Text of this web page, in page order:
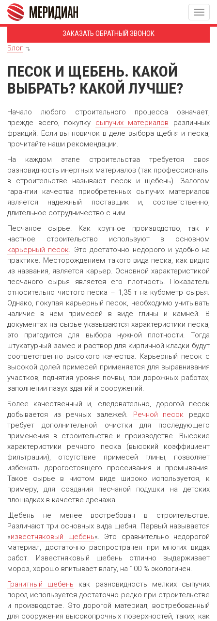
ЗАКАЗАТЬ ОБРАТНЫЙ ЗВОНОК
Блог
ПЕСОК И ЩЕБЕНЬ. КАКОЙ
ВЫБРАТЬ? КАКОЙ ЛУЧШЕ?
Начало любого строительного процесса означает,
прежде всего, покупку сыпучих материалов различных
фракций. Если вы новичок в деле выбора щебня и песка,
прочитайте наши рекомендации.
На каждом этапе строительства требуется своя
разновидность инертных материалов (так профессионалы
в строительстве называют песок и щебень). Залогом
гарантии качества приобретенных сыпучих материалов
является надежный поставщик и, соответственно,
длительное сотрудничество с ним.
Песчаное сырье. Как крупное производство, так и
частное строительство используют в основном
карьерный песок. Это достаточно недорого и удобно на
практике. Месторождением такого вида песка, как видно
из названия, является карьер. Основной характеристикой
песчаного сырья является его плотность. Показатель
относительно чистого песка – 1,35 т на кубометр сырья.
Однако, покупая карьерный песок, необходимо учитывать
наличие в нем примесей в виде глины и камней. В
документах на сырье указываются характеристики песка,
это пригодится для выбора нужной плотности. Тогда
штукатурный замес и раствор для кирпичной кладки будут
соответственно высокого качества. Карьерный песок с
высокой долей примесей применяется для выравнивания
участков, поднятия уровня почвы, при дорожных работах,
заполнении пазух зданий и сооружений.
Более качественный и, следовательно, дорогой песок
добывается из речных залежей. Речной песок редко
требует дополнительной очистки для последующего
применения в строительстве и производстве. Высокие
характеристики речного песка (высокий коэффициент
фильтрации), отсутствие примесей глины, позволяет
избежать дорогостоящего просеивания и промывания.
Такое сырье в чистом виде широко используется, к
примеру, для создания песчаной подушки на детских
площадках в качестве дренажа.
Щебень не менее востребован в строительстве.
Различают три основных вида щебня. Первый называется
«известняковый щебень«. Это сравнительно недорогой
материал, достаточно распространен при многих видах
работ. Известняковый щебень отлично выдерживает
мороз, хорошо впитывает влагу, на 100 % экологичен.
Гранитный щебень как разновидность мелких сыпучих
пород используется достаточно редко при строительстве
и производстве. Это дорогой материал, востребованный
для сооружения высокопрочных поверхностей, таких, как